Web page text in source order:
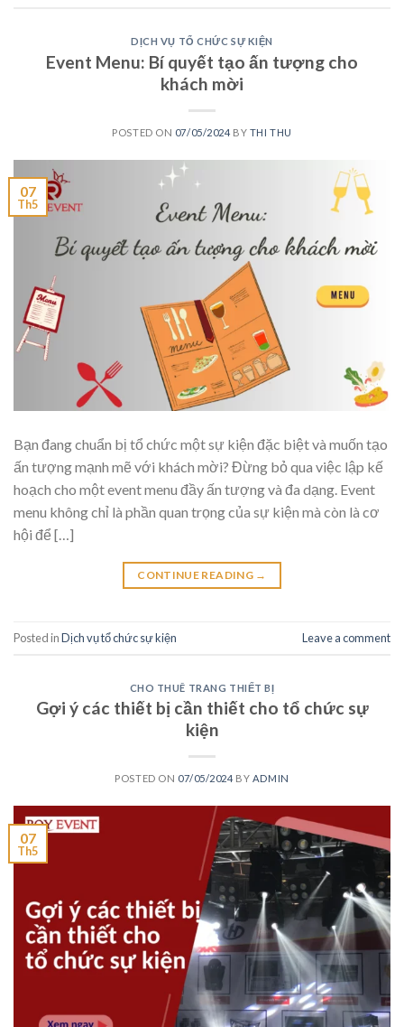
DỊCH VỤ TỔ CHỨC SỰ KIỆN
Event Menu: Bí quyết tạo ấn tượng cho
khách mời
POSTED ON 07/05/2024 BY THI THU
07
Th5
Bạn đang chuẩn bị tổ chức một sự kiện đặc biệt và muốn tạo
ấn tượng mạnh mẽ với khách mời? Đừng bỏ qua việc lập kế
hoạch cho một event menu đầy ấn tượng và đa dạng. Event
menu không chỉ là phần quan trọng của sự kiện mà còn là cơ
hội để […]
CONTINUE READING →
Posted inDịch vụ tổ chức sự kiện Leave a comment
CHO THUÊ TRANG THIẾT BỊ
Gợi ý các thiết bị cần thiết cho tổ chức sự
kiện
POSTED ON 07/05/2024 BY ADMIN
07
Th5